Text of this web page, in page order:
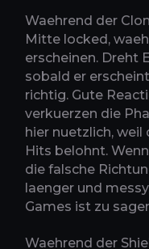
Waehrend der
Mitte locked,
erscheinen. Dreht
sobald er
richtig. Gute
verkuerzen die
hier nuetzlich, weil
Hits belohnt.
die falsche
laenger und
Games ist zu
Waehrend der